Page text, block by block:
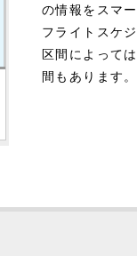
の情報をスマ
フライトスケ
区間によって
間もあります